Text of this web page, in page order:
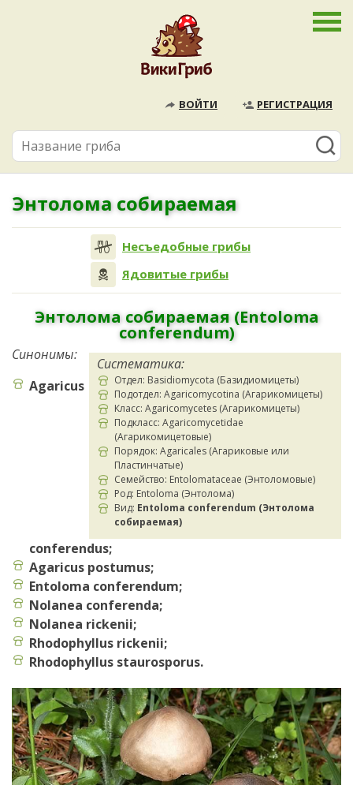
ВОЙТИ РЕГИСТРАЦИЯ
Энтолома собираемая
Несъедобные грибы
Ядовитые грибы
Энтолома собираемая (Entoloma
conferendum)
Систематика:
Отдел: Basidiomycota (Базидиомицеты)
Подотдел: Agaricomycotina (Агарикомицеты)
Класс: Agaricomycetes (Агарикомицеты)
Подкласс: Agaricomycetidae
(Агарикомицетовые)
Порядок: Agaricales (Агариковые или
Пластинчатые)
Семейство: Entolomataceae (Энтоломовые)
Род: Entoloma (Энтолома)
Вид: Entoloma conferendum (Энтолома
собираемая)
Синонимы:
Agaricus
conferendus;
Agaricus postumus;
Entoloma conferendum;
Nolanea conferenda;
Nolanea rickenii;
Rhodophyllus rickenii;
Rhodophyllus staurosporus.